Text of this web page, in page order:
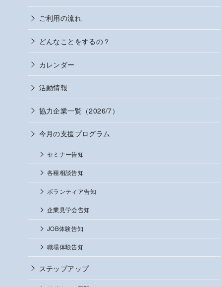
ご利用の流れ
どんなことをするの？
カレンダー
活動情報
協力企業一覧（2026/7）
今月の支援プログラム
セミナー告知
各種相談告知
ボランティア告知
企業見学会告知
JOB体験告知
職場体験告知
ステップアップ